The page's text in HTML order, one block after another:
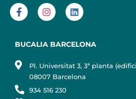
BUCALIA BARCELONA
Pl. Universitat 3, 3ª planta
08007 Barcelona
934 516 230